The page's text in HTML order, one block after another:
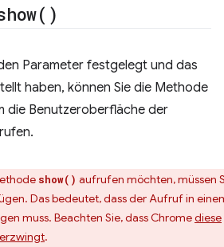
)
Parameter festgelegt und das
haben, können Sie die Methode
die Benutzeroberfläche der
show() aufrufen möchten, müssen
Das bedeutet, dass der Aufruf in
muss. Beachten Sie, dass Chromediese
.